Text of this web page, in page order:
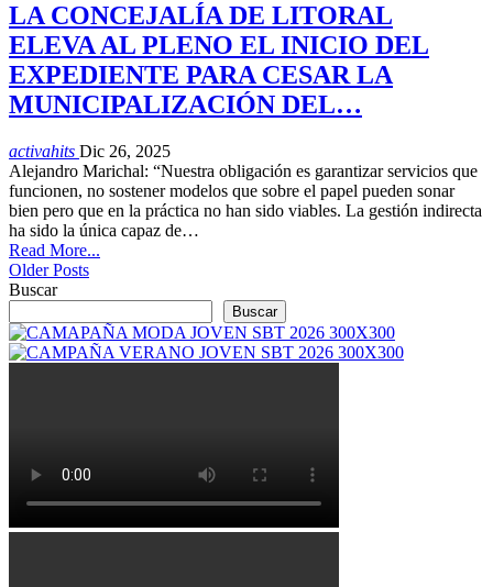
LA CONCEJALÍA DE LITORAL
ELEVA AL PLENO EL INICIO DEL
EXPEDIENTE PARA CESAR LA
MUNICIPALIZACIÓN DEL…
activahits Dic 26, 2025
Alejandro Marichal: “Nuestra obligación es garantizar servicios que
funcionen, no sostener modelos que sobre el papel pueden sonar
bien pero que en la práctica no han sido viables. La gestión indirecta
ha sido la única capaz de…
Read More...
Older Posts
Buscar
Buscar